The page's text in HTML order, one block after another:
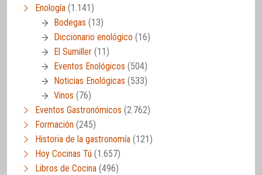
Enología (1.141)
Bodegas (13)
Diccionario enológico (16)
El Sumiller (11)
Eventos Enológicos (504)
Noticias Enológicas (533)
Vinos (76)
Eventos Gastronómicos (2.762)
Formación (245)
Historia de la gastronomía (121)
Hoy Cocinas Tú (1.657)
Libros de Cocina (496)